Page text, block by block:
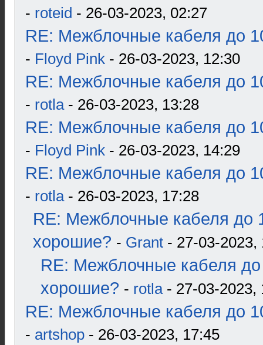
- roteid - 26-03-2023, 02:27
RE: Межблочные кабеля до
- Floyd Pink - 26-03-2023, 12:30
RE: Межблочные кабеля до
- rotla- 26-03-2023, 13:28
RE: Межблочные кабеля до
- Floyd Pink - 26-03-2023, 14:29
RE: Межблочные кабеля до
- rotla- 26-03-2023, 17:28
RE: Межблочные кабеля до
хорошие? - Grant - 27-03-2023,
RE: Межблочные кабеля до
хорошие? - rotla- 27-03-2023,
RE: Межблочные кабеля до
- artshop - 26-03-2023, 17:45